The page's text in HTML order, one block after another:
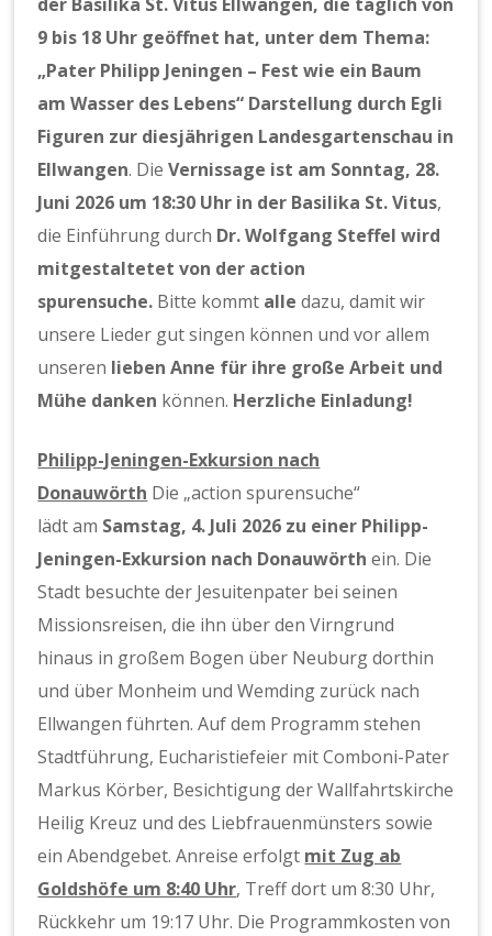
9 bis 18 Uhr geöffnet hat, unter dem Thema:
„Pater Philipp Jeningen – Fest wie ein Baum
am Wasser des Lebens“ Darstellung durch Egli
Figuren zur diesjährigen Landesgartenschau in
Ellwangen. DieVernissage ist am Sonntag, 28.
Juni 2026 um 18:30 Uhr in der Basilika St. Vitus,
die Einführung durch Dr. Wolfgang Steffel wird
mitgestaltetet von der action
spurensuche. Bitte kommt alle dazu, damit wir
unsere Lieder gut singen können und vor allem
unseren lieben Anne für ihre große Arbeit und
Mühe danken können. Herzliche Einladung!
Philipp-Jeningen-Exkursion nach
Donauwörth Die „action spurensuche“
lädt am Samstag, 4. Juli 2026 zu einer Philipp-
Jeningen-Exkursion nach Donauwörth ein. Die
Stadt besuchte der Jesuitenpater bei seinen
Missionsreisen, die ihn über den Virngrund
hinaus in großem Bogen über Neuburg dorthin
und über Monheim und Wemding zurück nach
Ellwangen führten. Auf dem Programm stehen
Stadtführung, Eucharistiefeier mit Comboni-Pater
Markus Körber, Besichtigung der Wallfahrtskirche
Heilig Kreuz und des Liebfrauenmünsters sowie
ein Abendgebet. Anreise erfolgt mit Zug ab
Goldshöfe um 8:40 Uhr, Treff dort um 8:30 Uhr,
Rückkehr um 19:17 Uhr. Die Programmkosten von